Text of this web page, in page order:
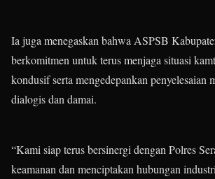
Ia juga menegaskan bahwa ASPSB
berkomitmen untuk terus menjaga situasi
kondusif serta mengedepankan penyelesaian
dialogis dan damai.
“Kami siap terus bersinergi dengan Polres
keamanan dan menciptakan hubungan